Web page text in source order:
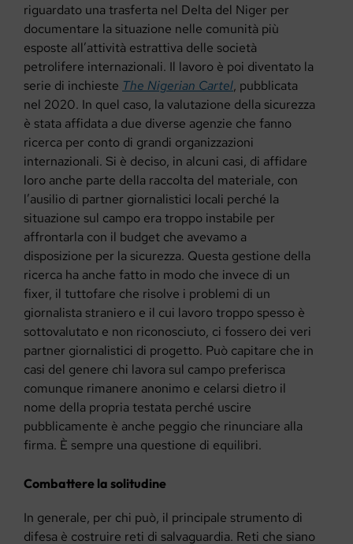
riguardato una trasferta nel Delta del Niger per
documentare la situazione nelle comunità più
esposte all’attività estrattiva delle società
petrolifere internazionali. Il lavoro è poi diventato la
serie di inchieste The Nigerian Cartel, pubblicata
nel 2020. In quel caso, la valutazione della sicurezza
è stata affidata a due diverse agenzie che fanno
ricerca per conto di grandi organizzazioni
internazionali. Si è deciso, in alcuni casi, di affidare
loro anche parte della raccolta del materiale, con
l’ausilio di partner giornalistici locali perché la
situazione sul campo era troppo instabile per
affrontarla con il budget che avevamo a
disposizione per la sicurezza. Questa gestione della
ricerca ha anche fatto in modo che invece di un
fixer, il tuttofare che risolve i problemi di un
giornalista straniero e il cui lavoro troppo spesso è
sottovalutato e non riconosciuto, ci fossero dei veri
partner giornalistici di progetto. Può capitare che in
casi del genere chi lavora sul campo preferisca
comunque rimanere anonimo e celarsi dietro il
nome della propria testata perché uscire
pubblicamente è anche peggio che rinunciare alla
firma. È sempre una questione di equilibri.
Combattere la solitudine
In generale, per chi può, il principale strumento di
difesa è costruire reti di salvaguardia. Reti che siano